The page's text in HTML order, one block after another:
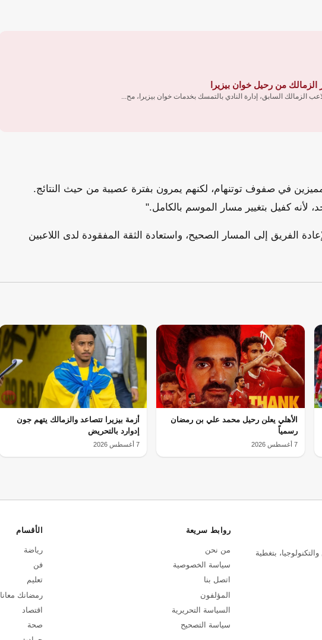
من رحيل خوان بيزيرا
الزمالك السابق، إدارة النادي بالتمسك بخدمات خوان بيزيرا، مح...
في صفوف توتنهام، لكنهم يمرون بفترة عصيبة من حيث النتائج.
لأنه كفيل بتغيير مسار الموسم بالكامل."
الفريق إلى المسار الصحيح، واستعادة الثقة المفقودة لدى اللاعبين
الأهلي يعلن رحيل محمد علي بن رمضان
رسمياً
7 أغسطس 2026
أزمة بيزيرا تتصاعد والزمالك يتهم جون
إدوارد بالتحريض
7 أغسطس 2026
بتغطية
روابط سريعة
من نحن
سياسة الخصوصية
اتصل بنا
المؤلفون
السياسة التحريرية
سياسة التصحيح
الأقسام
رياضة
فن
تعليم
رمضانك معانا
اقتصاد
صحة